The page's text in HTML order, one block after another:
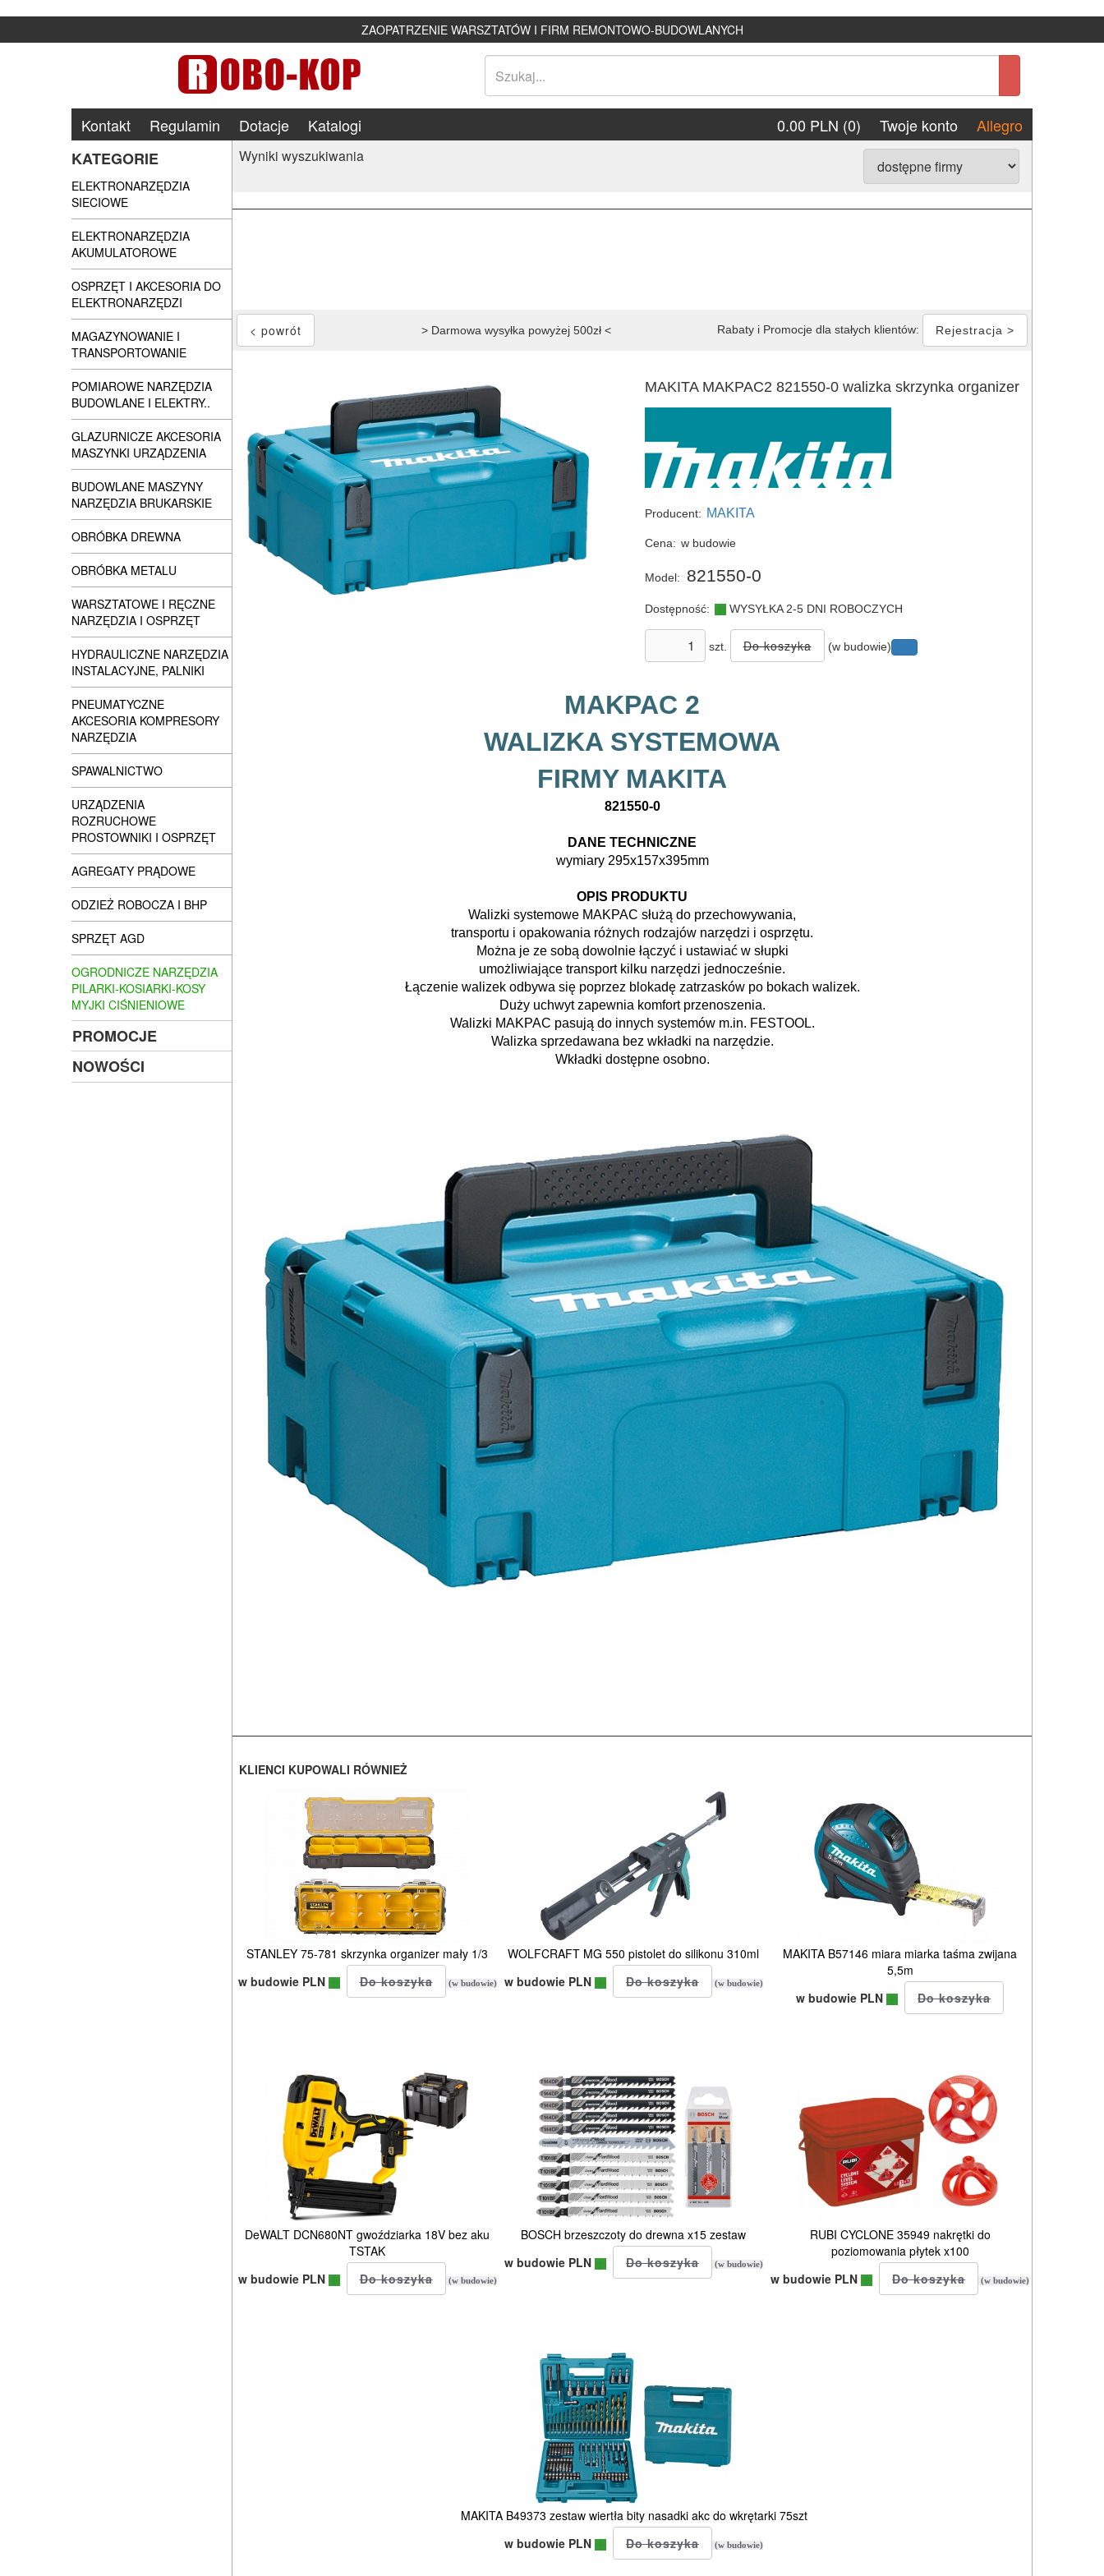
ZAOPATRZENIE WARSZTATÓW I FIRM REMONTOWO-BUDOWLANYCH
Kontakt Regulamin Dotacje Katalogi 0.00 PLN (0) Twoje konto
Allegro
KATEGORIE
ELEKTRONARZĘDZIA
SIECIOWE
ELEKTRONARZĘDZIA
AKUMULATOROWE
OSPRZĘT I AKCESORIA DO
ELEKTRONARZĘDZI
MAGAZYNOWANIE I
TRANSPORTOWANIE
POMIAROWE NARZĘDZIA
BUDOWLANE I ELEKTRY..
GLAZURNICZE AKCESORIA
MASZYNKI URZĄDZENIA
BUDOWLANE MASZYNY
NARZĘDZIA BRUKARSKIE
OBRÓBKA DREWNA
OBRÓBKA METALU
WARSZTATOWE I RĘCZNE
NARZĘDZIA I OSPRZĘT
HYDRAULICZNE NARZĘDZIA
INSTALACYJNE, PALNIKI
PNEUMATYCZNE
AKCESORIA KOMPRESORY
NARZĘDZIA
SPAWALNICTWO
URZĄDZENIA
ROZRUCHOWE
PROSTOWNIKI I OSPRZĘT
AGREGATY PRĄDOWE
ODZIEŻ ROBOCZA I BHP
SPRZĘT AGD
OGRODNICZE NARZĘDZIA
PILARKI-KOSIARKI-KOSY
MYJKI CIŚNIENIOWE
PROMOCJE
NOWOŚCI
Wyniki wyszukiwania
> Darmowa wysyłka powyżej 500zł < Rabaty i Promocje dla stałych klientów: Rejestracja >
MAKITA MAKPAC2 821550-0 walizka skrzynka organizer
Producent: MAKITA
Cena: w budowie
Model: 821550-0
Dostępność: WYSYŁKA 2-5 DNI ROBOCZYCH
szt. (w budowie)
MAKPAC 2
WALIZKA SYSTEMOWA
FIRMY MAKITA
821550-0
DANE TECHNICZNE
wymiary 295x157x395mm
OPIS PRODUKTU
Walizki systemowe MAKPAC służą do przechowywania,
transportu i opakowania różnych rodzajów narzędzi i osprzętu.
Można je ze sobą dowolnie łączyć i ustawiać w słupki
umożliwiające transport kilku narzędzi jednocześnie.
Łączenie walizek odbywa się poprzez blokadę zatrzasków po bokach walizek.
Duży uchwyt zapewnia komfort przenoszenia.
Walizki MAKPAC pasują do innych systemów m.in. FESTOOL.
Walizka sprzedawana bez wkładki na narzędzie.
Wkładki dostępne osobno.
KLIENCI KUPOWALI RÓWNIEŻ
STANLEY 75-781 skrzynka organizer mały 1/3
w budowie PLN
(w budowie)
WOLFCRAFT MG 550 pistolet do silikonu 310ml
w budowie PLN
(w budowie)
MAKITA B57146 miara miarka taśma zwijana
5,5m
w budowie PLN
DeWALT DCN680NT gwoździarka 18V bez aku
TSTAK
w budowie PLN
(w budowie)
BOSCH brzeszczoty do drewna x15 zestaw
w budowie PLN
(w budowie)
RUBI CYCLONE 35949 nakrętki do
poziomowania płytek x100
w budowie PLN
(w budowie)
MAKITA B49373 zestaw wiertła bity nasadki akc do wkrętarki 75szt
w budowie PLN
(w budowie)